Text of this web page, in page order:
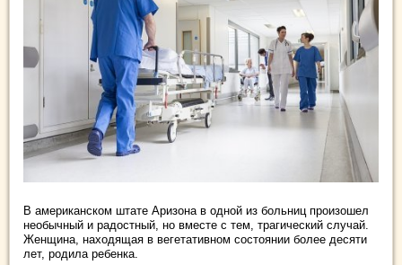
В американском штате Аризона в одной из больниц произошел
необычный и радостный, но вместе с тем, трагический случай.
Женщина, находящая в вегетативном состоянии более десяти
лет, родила ребенка.